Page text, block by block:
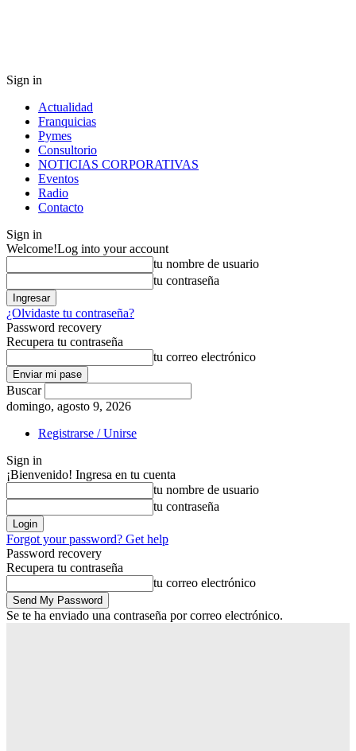
Sign in
Actualidad
Franquicias
Pymes
Consultorio
NOTICIAS CORPORATIVAS
Eventos
Radio
Contacto
Sign in
Welcome!Log into your account
tu nombre de usuario
tu contraseña
¿Olvidaste tu contraseña?
Password recovery
Recupera tu contraseña
tu correo electrónico
Buscar
domingo, agosto 9, 2026
Registrarse / Unirse
Sign in
¡Bienvenido! Ingresa en tu cuenta
tu nombre de usuario
tu contraseña
Forgot your password? Get help
Password recovery
Recupera tu contraseña
tu correo electrónico
Se te ha enviado una contraseña por correo electrónico.